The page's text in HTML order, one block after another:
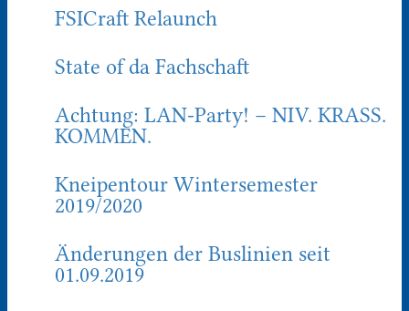
FSICraft Relaunch
State of da Fachschaft
Achtung: LAN-Party! – NIV. KRASS.
KOMMEN.
Kneipentour Wintersemester
2019/2020
Änderungen der Buslinien seit
01.09.2019